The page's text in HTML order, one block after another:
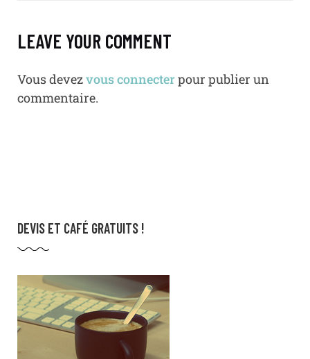
LEAVE YOUR COMMENT
Vous devezvous connecterpour publier un
commentaire.
DEVIS ET CAFÉ GRATUITS !